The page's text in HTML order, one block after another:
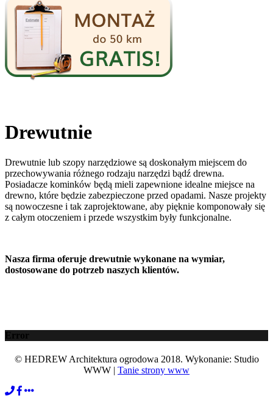
Drewutnie
Drewutnie lub szopy narzędziowe są doskonałym miejscem do
przechowywania różnego rodzaju narzędzi bądź drewna.
Posiadacze kominków będą mieli zapewnione idealne miejsce na
drewno, które będzie zabezpieczone przed opadami. Nasze projekty
są nowoczesne i tak zaprojektowane, aby pięknie komponowały się
z całym otoczeniem i przede wszystkim były funkcjonalne.
Nasza firma oferuje drewutnie wykonane na wymiar,
dostosowane do potrzeb naszych klientów.
Error
© HEDREW Architektura ogrodowa 2018. Wykonanie: Studio
WWW | Tanie strony www